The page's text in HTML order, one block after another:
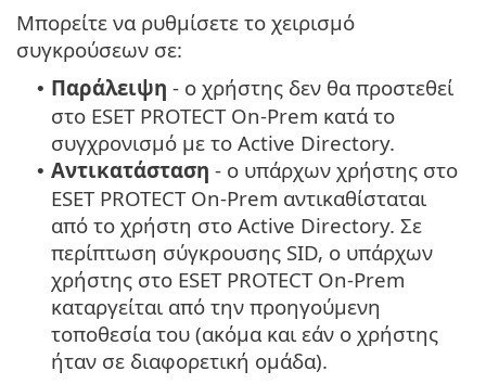
Μπορείτε να ρυθμίσετε το χειρισμό
συγκρούσεων σε:
• Παράλειψη - ο χρήστης δεν θα προστεθεί
στο ESET PROTECT On-Prem κατά το
συγχρονισμό με το Active Directory.
• Αντικατάσταση - ο υπάρχων χρήστης στο
ESET PROTECT On-Prem αντικαθίσταται
από το χρήστη στο Active Directory. Σε
περίπτωση σύγκρουσης SID, ο υπάρχων
χρήστης στο ESET PROTECT On-Prem
καταργείται από την προηγούμενη
τοποθεσία του (ακόμα και εάν ο χρήστης
ήταν σε διαφορετική ομάδα).